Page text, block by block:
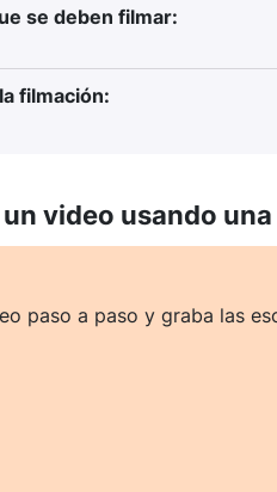
se deben filmar:
filmación:
video usando
paso a paso y graba las